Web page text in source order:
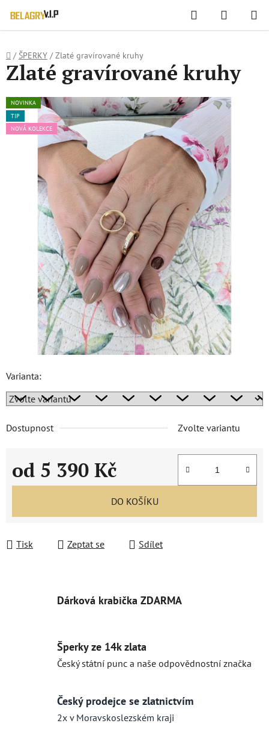
WIDGET HODNOCENÍ OBCHODU
Přejít
na
Hledat
KOŠÍK
Domů
/ ŠPERKY / Zlaté gravírované kruhy
Varianta:
Dostupnost Zvolte variantu
od 5 390 Kč
Měrná cena:
DO KOŠÍKU
Tisk Zeptat se Sdílet
Zlaté gravírované kruhy
NOVINKA
TIP
NOVÁ KOLEKCE
Dárková krabička ZDARMA
Šperky ze 14k zlata
Český státní punc a naše odpovědnostní značka
Český prodejce se zlatnictvím
2x v Moravskoslezském kraji